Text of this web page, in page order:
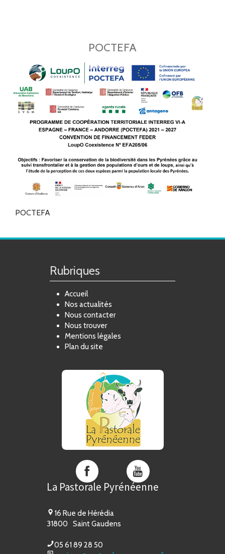
POCTEFA
POCTEFA
Rubriques
Accueil
Nos actualités
Nous contacter
Nous trouver
Mentions légales
Plan du site
La
Pastorale
Pyrénéenne
Facebook
La
Pyrénéenne
La Pastorale Pyrénéenne
16 Rue de Hérédia
31800
Saint Gaudens
05 61 89 28 50